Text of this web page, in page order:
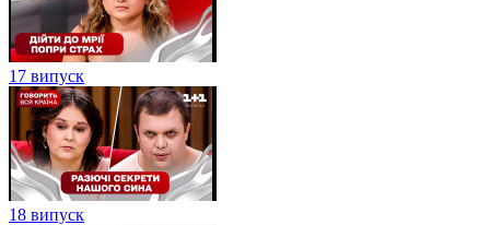
17 випуск
18 випуск